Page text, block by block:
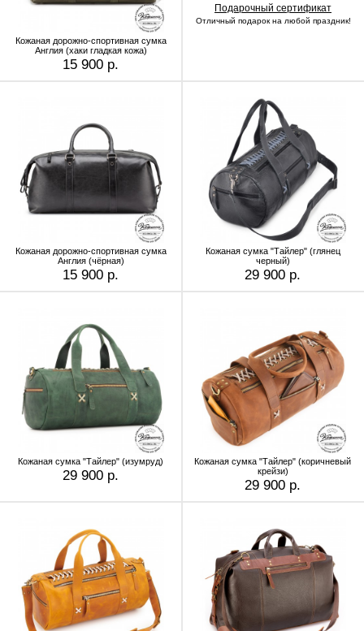
Кожаная дорожно-спортивная сумка
Англия (хаки гладкая кожа)
15 900 р.
Подарочный сертификат
Отличный подарок на любой праздник!
Кожаная дорожно-спортивная сумка
Англия (чёрная)
15 900 р.
Кожаная сумка "Тайлер" (глянец
черный)
29 900 р.
Кожаная сумка "Тайлер" (изумруд)
29 900 р.
Кожаная сумка "Тайлер" (коричневый
крейзи)
29 900 р.